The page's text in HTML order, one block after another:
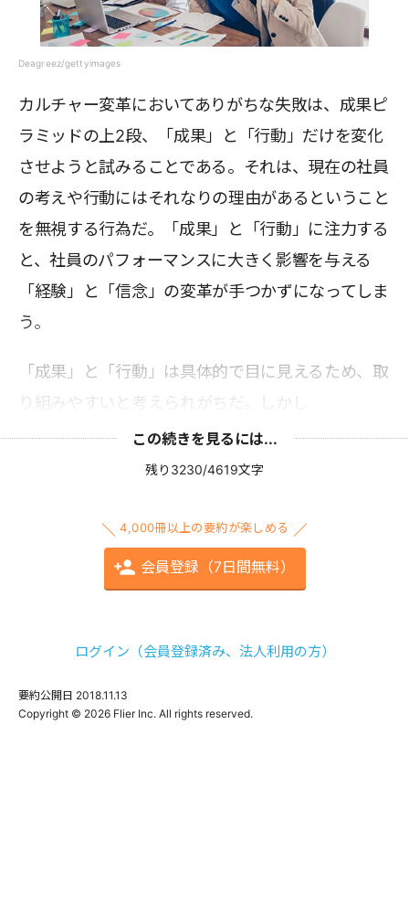
Deagreez/gettyimages
カルチャー変革においてありがちな失敗は、成果ピ
ラミッドの上2段、「成果」と「行動」だけを変化
させようと試みることである。それは、現在の社員
の考えや行動にはそれなりの理由があるということ
を無視する行為だ。「成果」と「行動」に注力する
と、社員のパフォーマンスに大きく影響を与える
「経験」と「信念」の変革が手つかずになってしま
う。
「成果」と「行動」は具体的で目に見えるため、取
り組みやすいと考えられがちだ。しかし
この続きを見るには...
残り3230/4619文字
4,000冊以上の要約が楽しめる
会員登録（7日間無料）
ログイン（会員登録済み、法人利用の方）
要約公開日 2018.11.13